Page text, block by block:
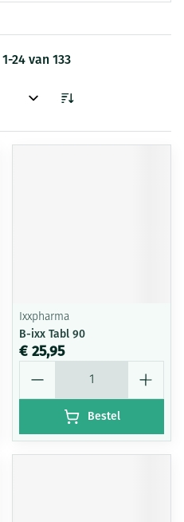
1-24 van 133
Ixxpharma
B-ixx Tabl 90
€ 25,95
Bestel